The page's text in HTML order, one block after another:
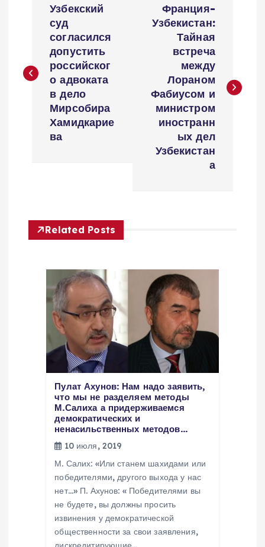
и
я
Узбекский
суд
согласился
допустить
российског
о адвоката
в дело
Мирсобира
Хамидкарие
ва
Франция-
Узбекистан:
Тайная
встреча
между
Лораном
Фабиусом и
министром
иностранн
ых дел
Узбекистан
а
Related Posts
Пулат Ахунов: Нам надо заявить,
что мы не разделяем методы
М.Салиха а придерживаемся
демократических и
ненасильственных методов…
10 июля, 2019
М. Салих: «Или станем шахидами или
победителями, другого выхода у нас
нет…» П. Ахунов: « Победителями вы
не будете, вы должны просить
извинения у демократической
общественности за свои заявления,